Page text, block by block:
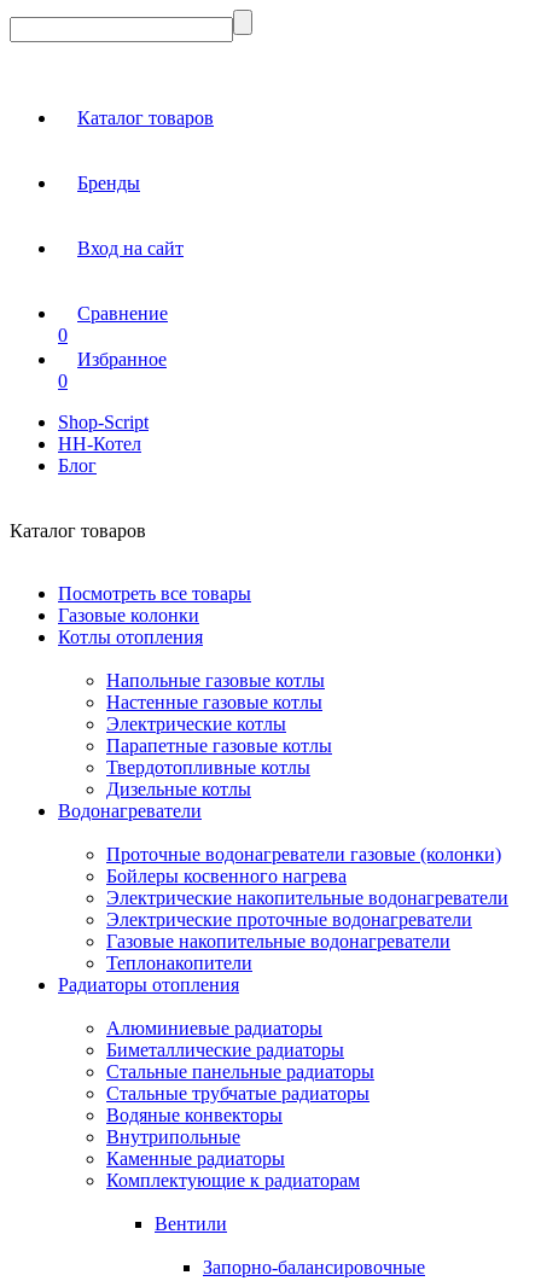
Каталог товаров
Бренды
Вход на сайт
Сравнение
0
Избранное
0
Shop-Script
НН-Котел
Блог
Каталог товаров
Посмотреть все товары
Газовые колонки
Котлы отопления
Напольные газовые котлы
Настенные газовые котлы
Электрические котлы
Парапетные газовые котлы
Твердотопливные котлы
Дизельные котлы
Водонагреватели
Проточные водонагреватели газовые (колонки)
Бойлеры косвенного нагрева
Электрические накопительные водонагреватели
Электрические проточные водонагреватели
Газовые накопительные водонагреватели
Теплонакопители
Радиаторы отопления
Алюминиевые радиаторы
Биметаллические радиаторы
Стальные панельные радиаторы
Стальные трубчатые радиаторы
Водяные конвекторы
Внутрипольные
Каменные радиаторы
Комплектующие к радиаторам
Вентили
Запорно-балансировочные